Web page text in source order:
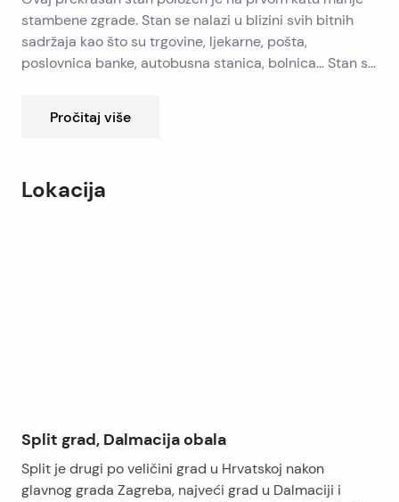
stambene zgrade. Stan se nalazi u blizini svih bitnih
sadržaja kao što su trgovine, ljekarne, pošta,
poslovnica banke, autobusna stanica, bolnica… Stan se
nalazi 1 spavaća soba, kupaonica, kuhinja, dnevni
kupac može urediti po svojim željama. Na gornjoj etaži
Pročitaj više
Lokacija
Split grad, Dalmacija obala
Split je drugi po veličini grad u Hrvatskoj nakon
glavnog grada Zagreba, najveći grad u Dalmaciji i